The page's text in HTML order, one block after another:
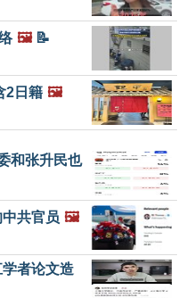
🖼️📝
2日籍 🖼️
和张升民也
共官员 🖼️
者论文造